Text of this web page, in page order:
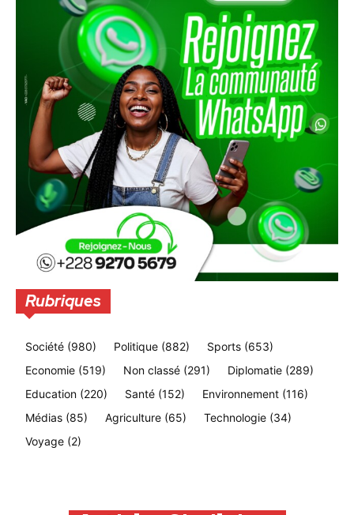
Rubriques
Société (980) Politique (882) Sports (653)
Economie (519) Non classé (291) Diplomatie (289)
Education (220) Santé (152) Environnement (116)
Médias (85) Agriculture (65) Technologie (34)
Voyage (2)